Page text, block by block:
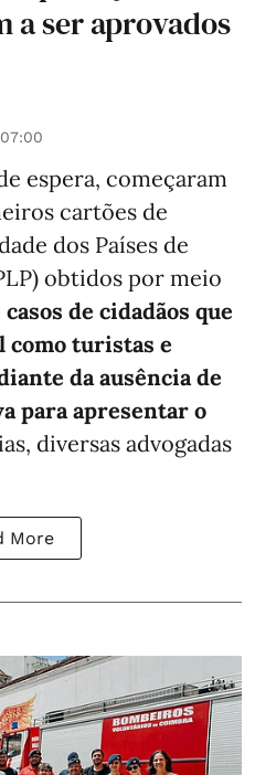
a ser aprovados
espera, começaram
cartões de
dos Países de
obtidos por meio
casos de cidadãos que
como turistas e
da ausência de
para apresentar o
diversas advogadas
More